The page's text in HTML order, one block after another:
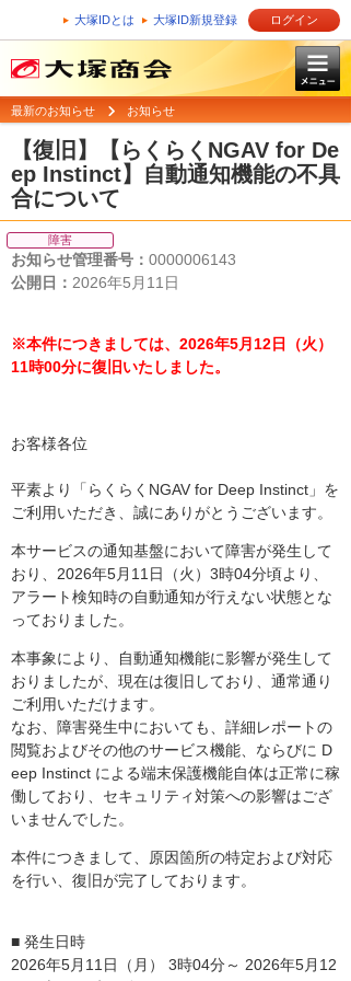
大塚IDとは 大塚ID新規登録 ログイン
最新のお知らせ お知らせ
【復旧】【らくらくNGAV for De
ep Instinct】自動通知機能の不具
合について
障害
お知らせ管理番号： 0000006143
公開日： 2026年5月11日
※本件につきましては、2026年5月12日（火）
11時00分に復旧いたしました。
お客様各位
平素より「らくらくNGAV for Deep Instinct」を
ご利用いただき、誠にありがとうございます。
本サービスの通知基盤において障害が発生して
おり、2026年5月11日（火）3時04分頃より、
アラート検知時の自動通知が行えない状態とな
っておりました。
本事象により、自動通知機能に影響が発生して
おりましたが、現在は復旧しており、通常通り
ご利用いただけます。
なお、障害発生中においても、詳細レポートの
閲覧およびその他のサービス機能、ならびに D
eep Instinct による端末保護機能自体は正常に稼
働しており、セキュリティ対策への影響はござ
いませんでした。
本件につきまして、原因箇所の特定および対応
を行い、復旧が完了しております。
■ 発生日時
2026年5月11日（月） 3時04分～ 2026年5月12